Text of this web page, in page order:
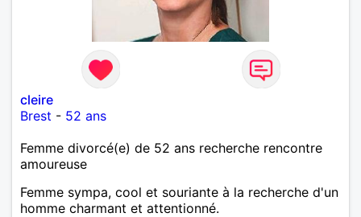
cleire
Brest - 52 ans
Femme divorcé(e) de 52 ans recherche rencontre
amoureuse
Femme sympa, cool et souriante à la recherche d'un
homme charmant et attentionné.